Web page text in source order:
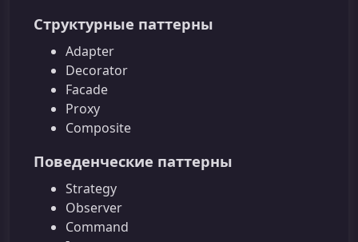
Структурные паттерны
Adapter
Decorator
Facade
Proxy
Composite
Поведенческие паттерны
Strategy
Observer
Command